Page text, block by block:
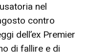
nel
contro
dell’ex Premier
di fallire e di